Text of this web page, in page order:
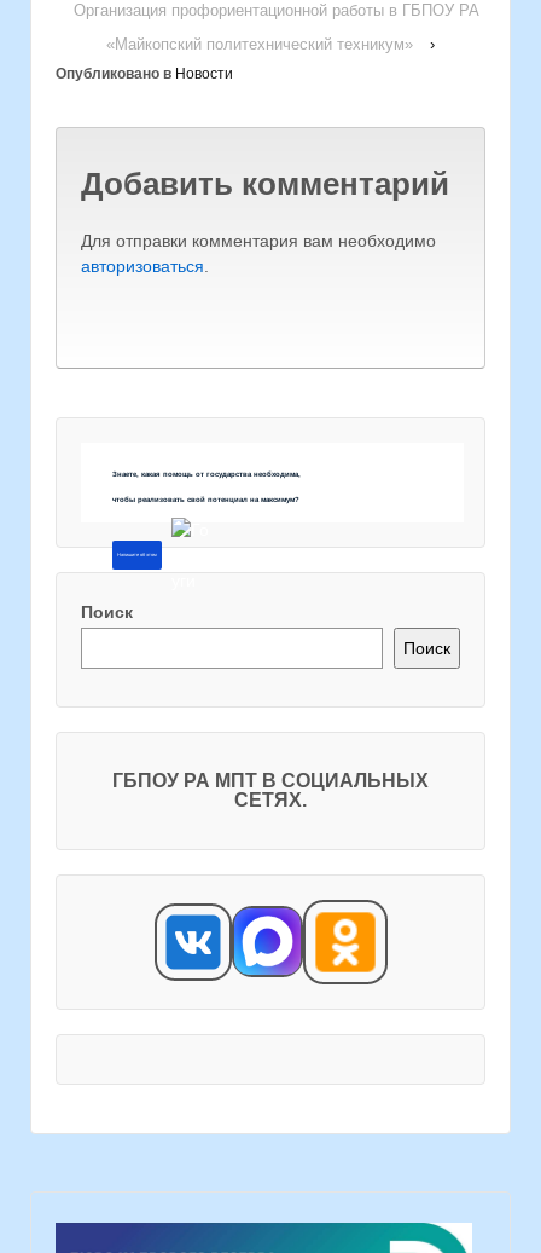
Организация профориентационной работы в ГБПОУ РА
«Майкопский политехнический техникум»
›
Опубликовано в Новости
Добавить комментарий
Для отправки комментария вам необходимо
авторизоваться.
Знаете, какая помощь от государства необходима,
чтобы реализовать свой потенциал на максимум?
Напишите об этом
Поиск
Поиск
ГБПОУ РА МПТ В СОЦИАЛЬНЫХ
СЕТЯХ.